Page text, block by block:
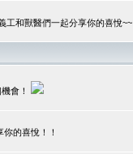
工和獸醫們一起分享你的喜悅~~
會！
的喜悅！！